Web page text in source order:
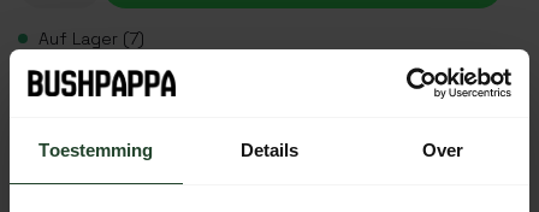
Toestemming Details Over
Auf Lager (7)
Kostenloser Versand ab 90 € (NL, BE & DE)
14 Tage Bedenkzeit mit no-nonsense Rückgaberecht